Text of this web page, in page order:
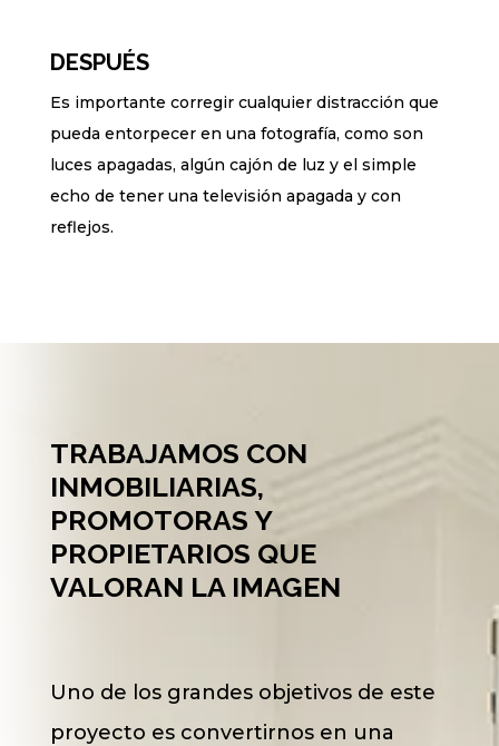
DESPUÉS
Es importante corregir cualquier distracción que
pueda entorpecer en una fotografía, como son
luces apagadas, algún cajón de luz y el simple
echo de tener una televisión apagada y con
reflejos.
TRABAJAMOS CON
INMOBILIARIAS,
PROMOTORAS Y
PROPIETARIOS QUE
VALORAN LA IMAGEN
Uno de los grandes objetivos de este
proyecto es convertirnos en una